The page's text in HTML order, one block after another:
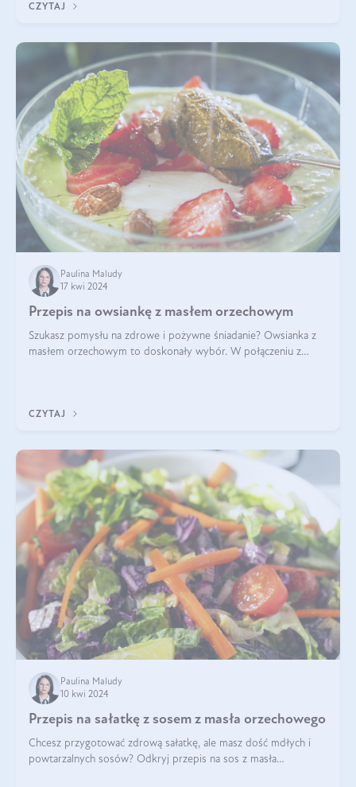
CZYTAJ
Paulina Maludy
17 kwi 2024
Przepis na owsiankę z masłem orzechowym
Szukasz pomysłu na zdrowe i pożywne śniadanie? Owsianka z
masłem orzechowym to doskonały wybór. W połączeniu z
CZYTAJ
Paulina Maludy
10 kwi 2024
Przepis na sałatkę z sosem z masła orzechowego
Chcesz przygotować zdrową sałatkę, ale masz dość mdłych i
powtarzalnych sosów? Odkryj przepis na sos z masła